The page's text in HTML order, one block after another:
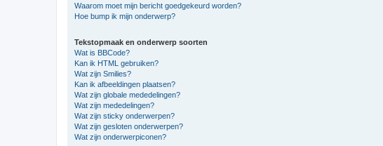
Waarom moet mijn bericht goedgekeurd worden?
Hoe bump ik mijn onderwerp?
Tekstopmaak en onderwerp soorten
Wat is BBCode?
Kan ik HTML gebruiken?
Wat zijn Smilies?
Kan ik afbeeldingen plaatsen?
Wat zijn globale mededelingen?
Wat zijn mededelingen?
Wat zijn sticky onderwerpen?
Wat zijn gesloten onderwerpen?
Wat zijn onderwerpiconen?